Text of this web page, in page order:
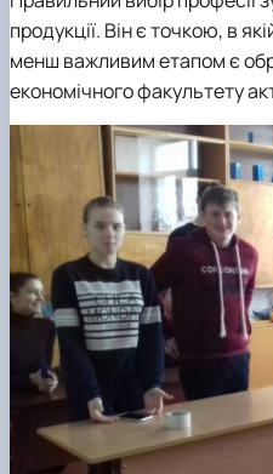
Навчально-наукові
Вибіркові дисципліни
Неформальна освіта
Корисні посилання
Скринька довіри
Міжкафедральна
Міжнародна науково-
Кафедра готельно-
продукції. Він є точкою, в
менш важливим етапом є
економічного факультету